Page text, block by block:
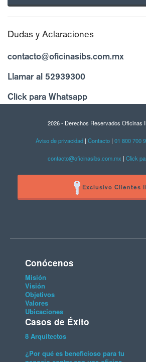
Dudas y Aclaraciones
contacto@oficinasibs.com.mx
Llamar al 52939300
Click para Whatsapp
2026 - Derechos Reservados Oficinas
Aviso de privacidad| Contacto| 01 800 700
contacto@oficinasibs.com.mx | Click
Exclusivo Clientes
Conócenos
Misión
Visión
Objetivos
Valores
Ubicaciones
Casos de Éxito
8 Arquitectos
¿Por qué es beneficioso para tu